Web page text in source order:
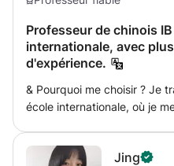
Professeur de chinois
internationale, avec
d'expérience.
& Pourquoi me choisir ? Je
école internationale, où je
aussi plein d'humour. 2. Ma majeure Baccalauréat en
Jing